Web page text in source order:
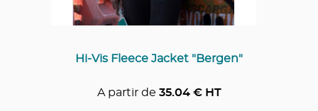
Hi-Vis Fleece Jacket "Bergen"
A partir de 35.04€ HT